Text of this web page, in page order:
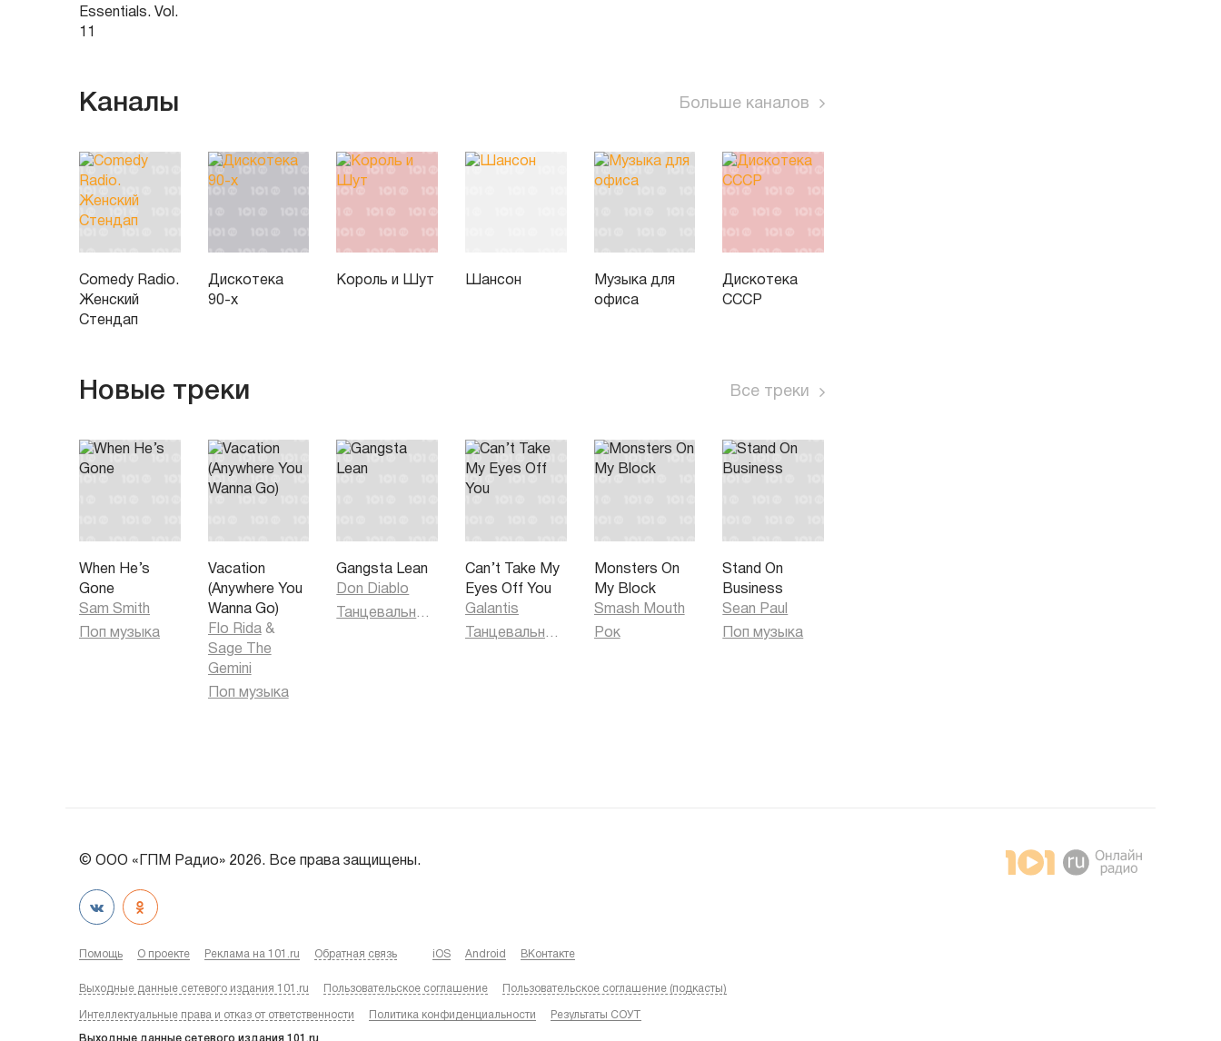
Essentials. Vol.
11
Каналы Больше каналов
Comedy Radio.
Женский
Стендап
Дискотека
90-х
Король и Шут Шансон
Музыка для
офиса
Дискотека
СССР
Новые треки Все треки
When He’s
Gone
Sam Smith
Поп музыка
Vacation
(Anywhere You
Wanna Go)
Flo Rida &
Sage The
Gemini
Поп музыка
Gangsta Lean
Don Diablo
Танцевальная музыка
Can’t Take My
Eyes Off You
Galantis
Танцевальная музыка
Monsters On
My Block
Smash Mouth
Рок
Stand On
Business
Sean Paul
Поп музыка
© ООО «ГПМ Радио» 2026. Все права защищены.
Помощь О проекте Реклама на 101.ru Обратная связь iOS Android ВКонтакте
Выходные данные сетевого издания 101.ru Пользовательское соглашение Пользовательское соглашение (подкасты)
Интеллектуальные права и отказ от ответственности Политика конфиденциальности Результаты СОУТ
Выходные данные сетевого издания 101.ru